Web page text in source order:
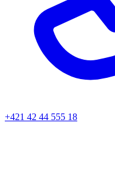
+421 42 44 555 18